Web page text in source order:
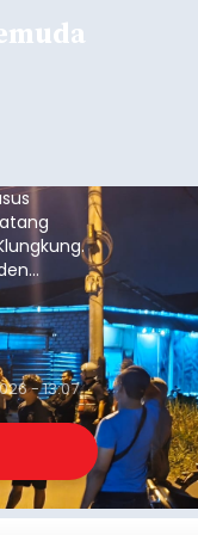
serupa
Timur
- 13:07